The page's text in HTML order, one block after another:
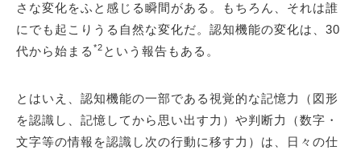
さな変化をふと感じる瞬間がある。もちろん、それは誰
にでも起こりうる自然な変化だ。認知機能の変化は、30
代から始まる *2 という報告もある。
とはいえ、認知機能の一部である視覚的な記憶力（図形
を認識し、記憶してから思い出す力）や判断力（数字・
文字等の情報を認識し次の行動に移す力）は、日々の仕